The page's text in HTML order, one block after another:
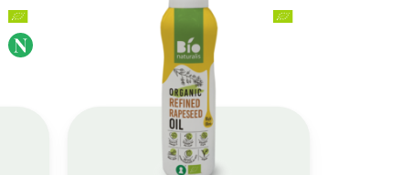
keptas bulves ir traškius
kepiniuose vietoj
tai, kad jo kaina yra labai
tokie kaip aukščiausios
galiojimo laiko. Rapsų
jis nesudegs iki maždaug
– rapsų ar saulėgrąžų
jūsų patiekalo kepimo
tai, yra aliejaus
yra labai rafinuotas, o